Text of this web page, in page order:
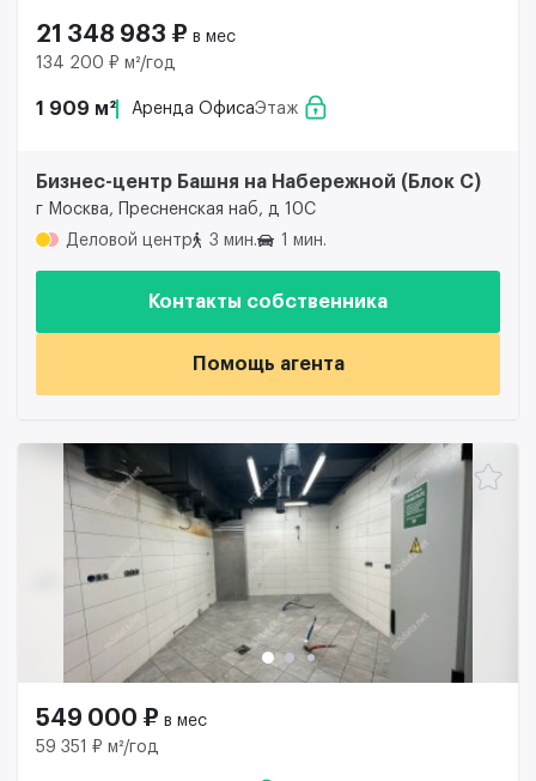
21 348 983 ₽ в мес
134 200 ₽ м²/год
1 909 м² Аренда ОфисаЭтаж
Бизнес-центр Башня на Набережной (Блок С)
г Москва, Пресненская наб, д 10С
Деловой центр
3 мин. 1 мин.
Контакты собственника
Помощь агента
549 000 ₽ в мес
59 351 ₽ м²/год